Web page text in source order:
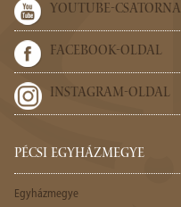
YOUTUBE-CSATORNA
FACEBOOK-OLDAL
INSTAGRAM-OLDAL
PÉCSI EGYHÁZMEGYE
Egyházmegye